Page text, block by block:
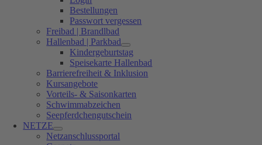
Bestellungen
Passwort vergessen
Freibad | Brandlbad
Hallenbad | Parkbad
Kindergeburtstag
Speisekarte Hallenbad
Barrierefreiheit & Inklusion
Kursangebote
Vorteils- & Saisonkarten
Schwimmabzeichen
Seepferdchengutschein
NETZE
Netzanschlussportal